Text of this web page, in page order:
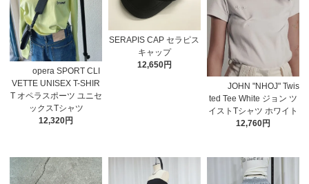
opera SPORT CLI
VETTE UNISEX T-SHIR
T オペラスポーツ ユニセ
ックスTシャツ
12,320円
SERAPIS CAP セラピス
キャップ
12,650円
JOHN "NHOJ" Twis
ted Tee White ジョン ツ
イストTシャツ ホワイト
12,760円